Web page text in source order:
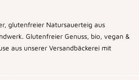
glutenfreier Natursauerteig aus
Glutenfreier Genuss, bio, vegan &
aus unserer Versandbäckerei mit